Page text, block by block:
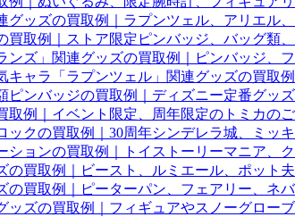
グッズの買取例｜ラプンツェル、アリエル
買取例｜ストア限定ピンバッジ、バッグ類
ンズ」関連グッズの買取例｜ピンバッジ、
キャラ「ラプンツェル」関連グッズの買取
ピンバッジの買取例｜ディズニー定番グッズ
取例｜イベント限定、周年限定のトミカの
ックの買取例｜30周年シンデレラ城、ミッ
ションの買取例｜トイストーリーマニア、
の買取例｜ビースト、ルミエール、ポット
の買取例｜ピーターパン、フェアリー、ネ
ッズの買取例｜フィギュアやスノーグロー